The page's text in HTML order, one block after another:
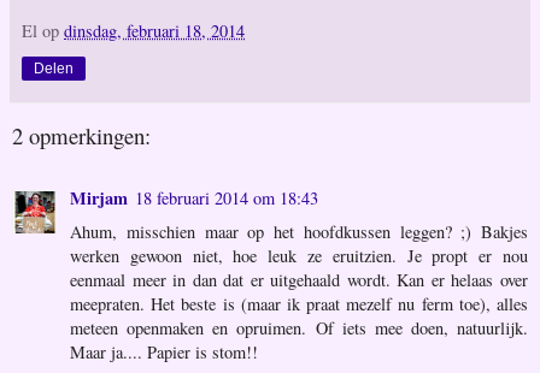
El op dinsdag, februari 18, 2014
Delen
2 opmerkingen:
Mirjam 18 februari 2014 om 18:43
Ahum, misschien maar op het hoofdkussen leggen? ;) Bakjes
werken gewoon niet, hoe leuk ze eruitzien. Je propt er nou
eenmaal meer in dan dat er uitgehaald wordt. Kan er helaas over
meepraten. Het beste is (maar ik praat mezelf nu ferm toe), alles
meteen openmaken en opruimen. Of iets mee doen, natuurlijk.
Maar ja.... Papier is stom!!